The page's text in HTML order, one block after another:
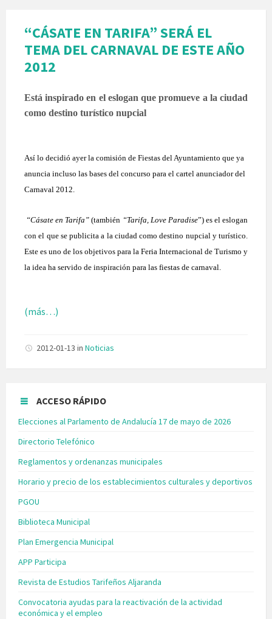
“CÁSATE EN TARIFA” SERÁ EL
TEMA DEL CARNAVAL DE ESTE AÑO
2012
Está inspirado en el eslogan que promueve a la ciudad
como destino turístico nupcial
Así lo decidió ayer la comisión de Fiestas del Ayuntamiento que ya
anuncia incluso las bases del concurso para el cartel anunciador del
Carnaval 2012.
“Cásate en Tarifa” (también “Tarifa, Love Paradise”) es el eslogan
con el que se publicita a la ciudad como destino nupcial y turístico.
Este es uno de los objetivos para la Feria Internacional de Turismo y
la idea ha servido de inspiración para las fiestas de carnaval.
(más…)
2012-01-13 in Noticias
ACCESO RÁPIDO
Elecciones al Parlamento de Andalucía 17 de mayo de 2026
Directorio Telefónico
Reglamentos y ordenanzas municipales
Horario y precio de los establecimientos culturales y deportivos
PGOU
Biblioteca Municipal
Plan Emergencia Municipal
APP Participa
Revista de Estudios Tarifeños Aljaranda
Convocatoria ayudas para la reactivación de la actividad
económica y el empleo